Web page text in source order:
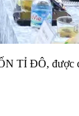
ĐÔ, được